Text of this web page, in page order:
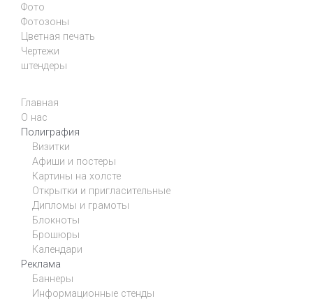
Фото
Фотозоны
Цветная печать
Чертежи
штендеры
Главная
О нас
Полиграфия
Визитки
Афиши и постеры
Картины на холсте
Открытки и пригласительные
Дипломы и грамоты
Блокноты
Брошюры
Календари
Реклама
Баннеры
Информационные стенды